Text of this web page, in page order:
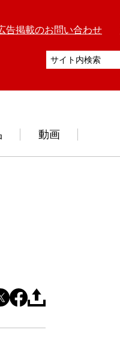
告掲載のお問い合わせ
動画